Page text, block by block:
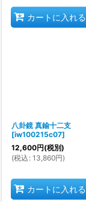
カートに入れる
八卦鏡 真鍮十二支
[iw100215c07]
12,600円(税別)
(税込 : 13,860円)
カートに入れる